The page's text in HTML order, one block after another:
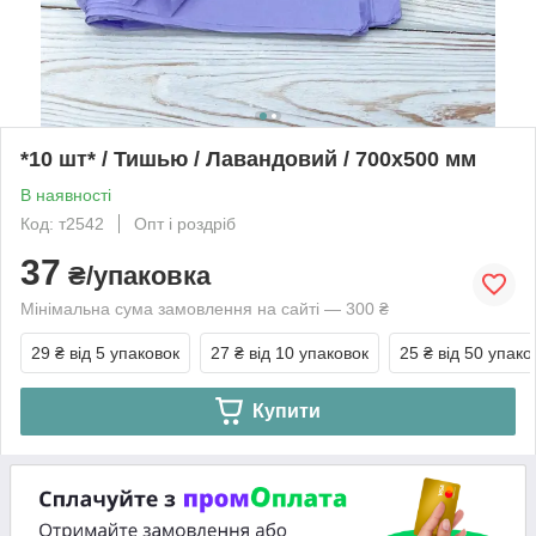
*10 шт* / Тишью / Лавандовий / 700х500 мм
В наявності
Код: т2542
Опт і роздріб
37 ₴/упаковка
Мінімальна сума замовлення на сайті — 300 ₴
29 ₴ від 5 упаковок 27 ₴ від 10 упаковок 25 ₴ від 50
Купити